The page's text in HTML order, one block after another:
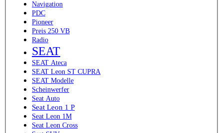
Navigation
PDC
Pioneer
Preis 250 VB
Radio
SEAT
SEAT Ateca
SEAT Leon ST CUPRA
SEAT Modelle
Scheinwerfer
Seat Auto
Seat Leon 1 P
Seat Leon 1M
Seat Leon Cross